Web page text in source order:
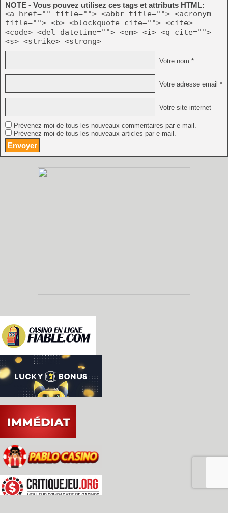
NOTE - Vous pouvez utilisez ces tags et attributs HTML:
<a href="" title=""> <abbr title=""> <acronym
title=""> <b> <blockquote cite=""> <cite>
<code> <del datetime=""> <em> <i> <q cite="">
<s> <strike> <strong>
Votre nom *
Votre adresse email *
Votre site internet
Prévenez-moi de tous les nouveaux commentaires par e-mail.
Prévenez-moi de tous les nouveaux articles par e-mail.